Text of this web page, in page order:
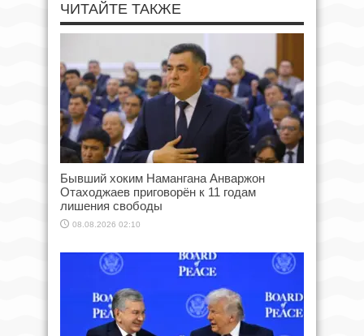
ЧИТАЙТЕ ТАКЖЕ
Бывший хоким Намангана Анваржон
Отаходжаев приговорён к 11 годам
лишения свободы
08.08.2026 02:10